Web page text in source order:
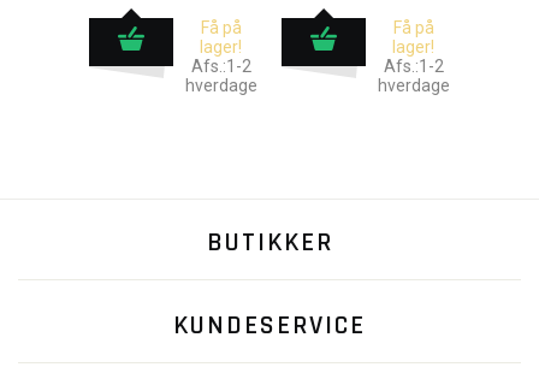
Få på
lager!
Afs.:1-2
hverdage
Få på
lager!
Afs.:1-2
hverdage
BUTIKKER
KUNDESERVICE